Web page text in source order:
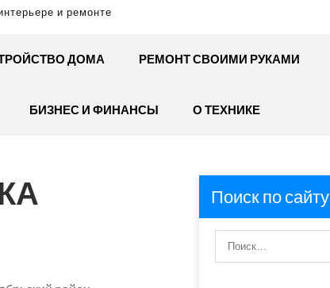
и ремонте
ДОМА РЕМОНТ СВОИМИ РУКАМИ
БИЗНЕС И ФИНАНСЫ О ТЕХНИКЕ
Поиск по сайту